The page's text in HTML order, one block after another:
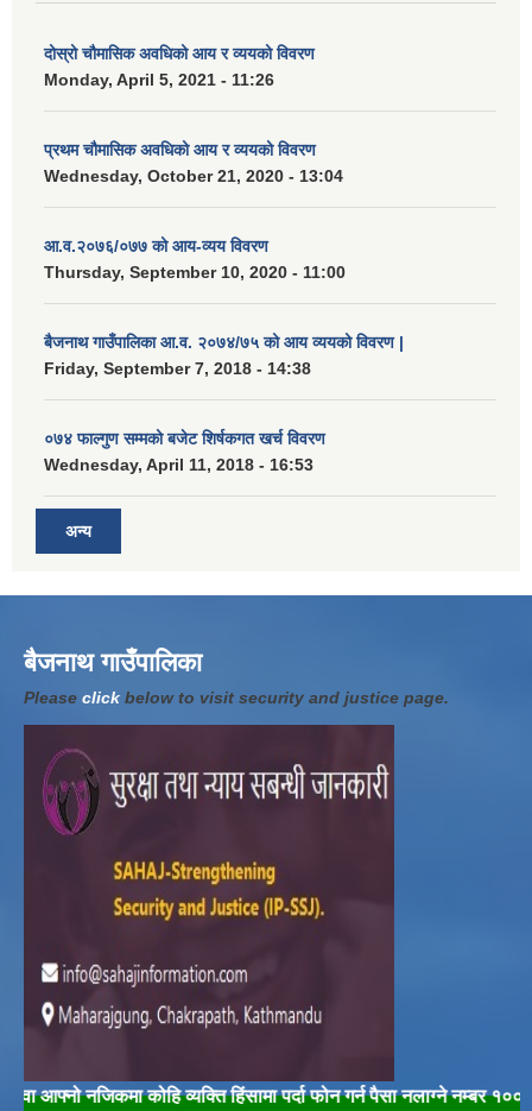
दोस्रो चौमासिक अवधिको आय र व्ययको विवरण
Monday, April 5, 2021 - 11:26
प्रथम चौमासिक अवधिको आय र व्ययको विवरण
Wednesday, October 21, 2020 - 13:04
आ.व.२०७६/०७७ को आय-व्यय विवरण
Thursday, September 10, 2020 - 11:00
बैजनाथ गाउँपालिका आ.व. २०७४/७५ को आय व्ययको विवरण |
Friday, September 7, 2018 - 14:38
०७४ फाल्गुण सम्मको बजेट शिर्षकगत खर्च विवरण
Wednesday, April 11, 2018 - 16:53
अन्य
बैजनाथ गाउँपालिका
Please click below to visit security and justice page.
नजिकमा कोहि व्यक्ति हिंसामा पर्दा फोन गर्न पैसा नलाग्ने नम्बर १००/१०४